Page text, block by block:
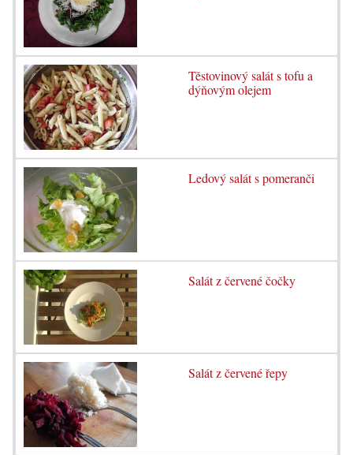
Těstovinový salát s tofu a
dýňovým olejem
Ledový salát s pomeranči
Salát z červené čočky
Salát z červené řepy